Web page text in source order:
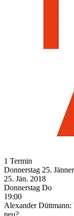
1 Termin
Donnerstag 25. Jänner
25. Jän. 2018
Donnerstag Do
19:00
Alexander Düttmann:
neu?